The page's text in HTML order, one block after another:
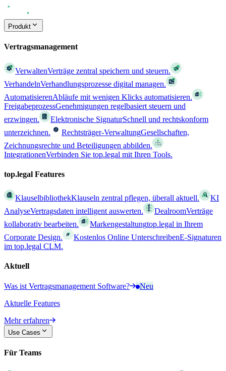
Produkt
Vertragsmanagement
VerwaltenVerträge zentral speichern und steuern.
VerhandelnVerhandlungsprozesse digital managen.
AutomatisierenAbläufe mit wenigen Klicks automatisieren.
FreigabeprozessGenehmigungen regelbasiert steuern und
erzwingen.
Elektronische SignaturSchnell und rechtskonform
unterzeichnen.
Rechtsträger-VerwaltungGesellschaften,
Zeichnungsrechte und Beteiligungen abbilden.
IntegrationenVerbinden Sie top.legal mit Ihren Tools.
top.legal Features
KlauselbibliothekKlauseln zentral pflegen, überall aktuell.
KI
AnalyseVertragsdaten intelligent auswerten. DealroomVerträge
kollaborativ bearbeiten.
Markengestaltungtop.legal in Ihrem
Corporate Design.
Kostenlos Online UnterschreibenE-Signaturen
im top.legal CLM.
Aktuell
Was ist Vertragsmanagement Software?
Neu
Aktuelle Features
Mehr erfahren
Use Cases
Für Teams